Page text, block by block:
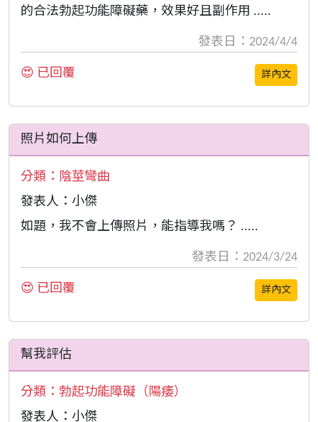
的合法勃起功能障礙藥，效果好且副作用 .....
發表日：2024/4/4
😍 已回覆 詳內文
照片如何上傳
分類： 陰莖彎曲
發表人：小傑
如題，我不會上傳照片，能指導我嗎？ .....
發表日：2024/3/24
😍 已回覆 詳內文
幫我評估
分類： 勃起功能障礙（陽痿）
發表人：小傑